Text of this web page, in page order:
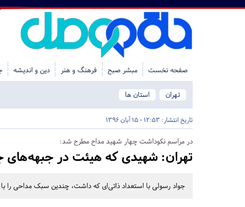
صفحه نخست مبشر صبح فرهنگ و هنر دین و اندیشه
تهران استان ها
تاریخ انتشار: 12:53 - 15 آبان 1396
در مراسم نکوداشت چهار شهید مداح مطرح شد:‏
تهران: شهیدی که هیئت در جبهه‌های
جواد رسولی با استعداد ذاتی‌ای که داشت، چندین سبک مداحی را با